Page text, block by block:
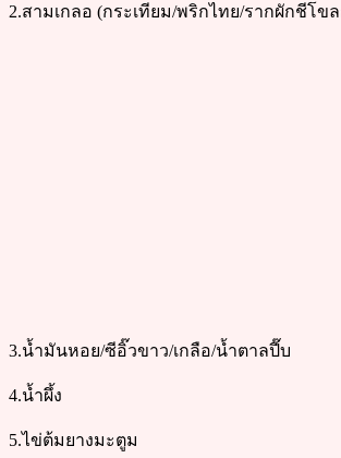
2.สามเกลอ (กระเทียม/พริกไทย/รากผักชีโข
3.น้ำมันหอย/ซีอิ๊วขาว/เกลือ/น้ำตาลปี๊บ
4.น้ำผึ้ง
5.ไข่ต้มยางมะตูม